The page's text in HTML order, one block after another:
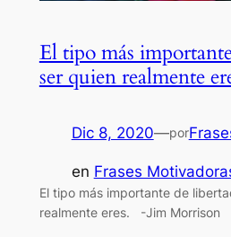
El tipo más
ser quien realmente
Dic 8, 2020—por
en Frases
El tipo más importante de
realmente eres. -Jim Morrison